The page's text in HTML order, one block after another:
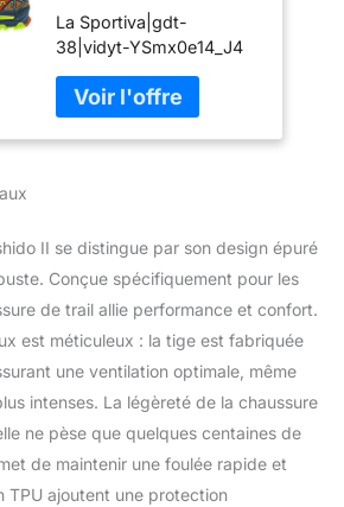
Homme
La Sportiva|gdt-
38|vidyt-YSmx0e14_J4
II se distingue par son design épuré
Conçue spécifiquement pour les
de trail allie performance et confort.
est méticuleux : la tige est fabriquée
une ventilation optimale, même
intenses. La légèreté de la chaussure
ne pèse que quelques centaines de
de maintenir une foulée rapide et
TPU ajoutent une protection